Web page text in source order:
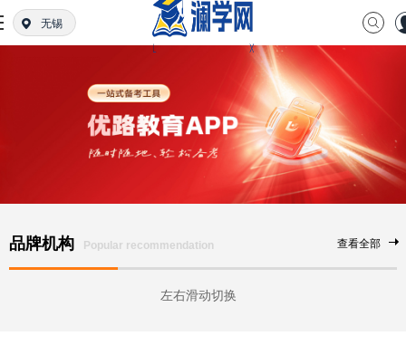
无锡
品牌机构 Popular recommendation 查看全部
左右滑动切换